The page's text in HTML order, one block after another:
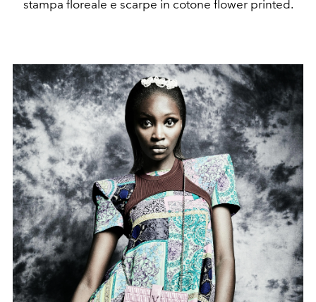
stampa floreale e scarpe in cotone flower printed.